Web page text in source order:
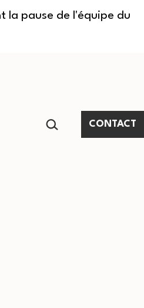
la pause de l'équipe du
RECHERCHER…
CONTACT